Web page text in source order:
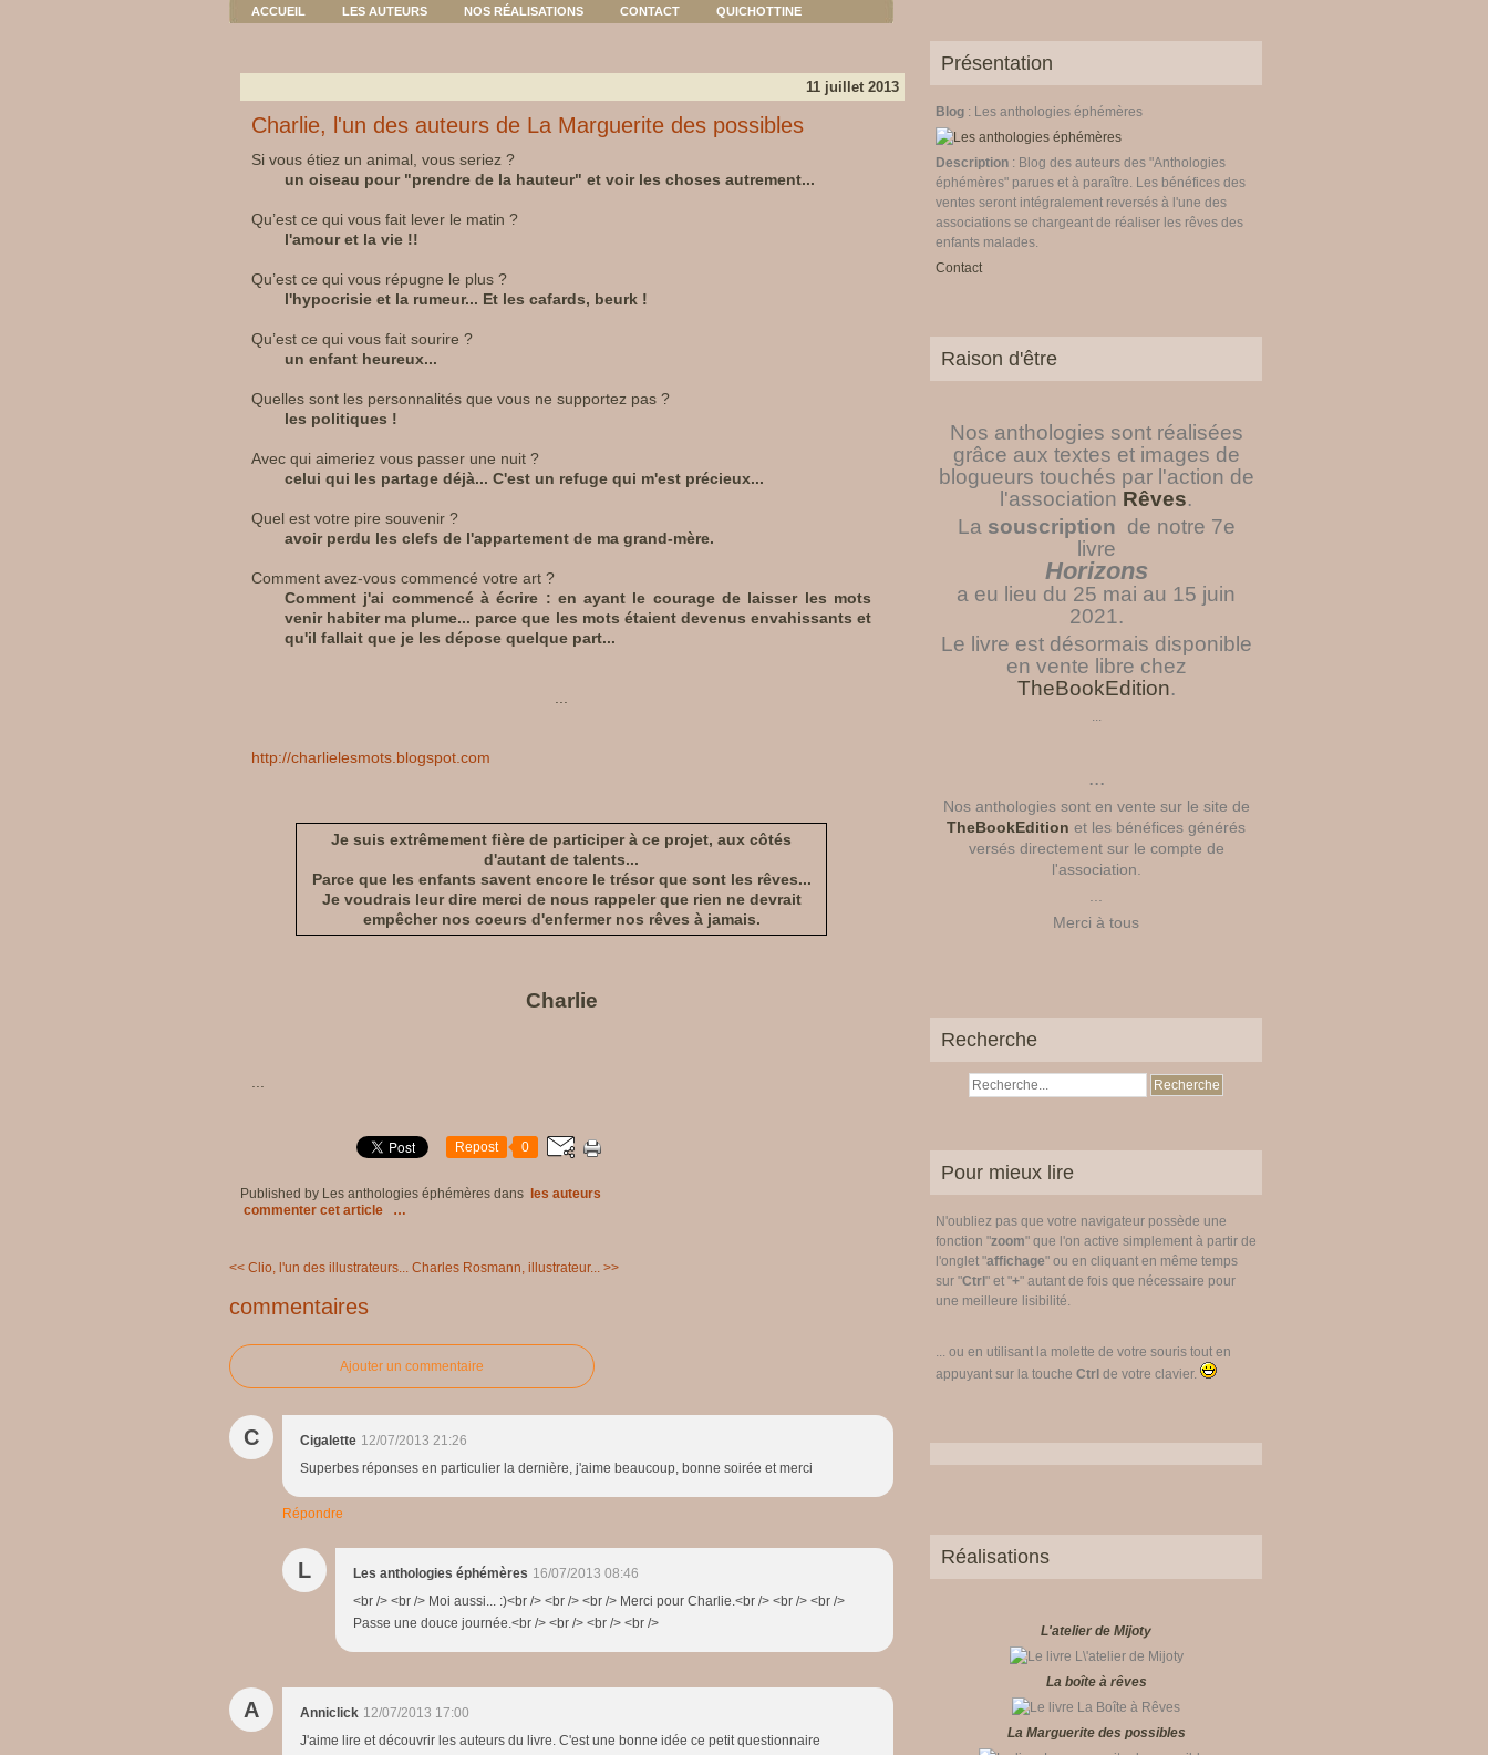
ACCUEIL LES AUTEURS NOS RÉALISATIONS CONTACT QUICHOTTINE
11 juillet 2013
Charlie, l'un des auteurs de La Marguerite des possibles
Si vous étiez un animal, vous seriez ?
un oiseau pour "prendre de la hauteur" et voir les choses autrement...
Qu’est ce qui vous fait lever le matin ?
l'amour et la vie !!
Qu’est ce qui vous répugne le plus ?
l'hypocrisie et la rumeur... Et les cafards, beurk !
Qu’est ce qui vous fait sourire ?
un enfant heureux...
Quelles sont les personnalités que vous ne supportez pas ?
les politiques !
Avec qui aimeriez vous passer une nuit ?
celui qui les partage déjà... C'est un refuge qui m'est précieux...
Quel est votre pire souvenir ?
avoir perdu les clefs de l'appartement de ma grand-mère.
Comment avez-vous commencé votre art ?
Comment j'ai commencé à écrire : en ayant le courage de laisser les mots
venir habiter ma plume... parce que les mots étaient devenus envahissants et
qu'il fallait que je les dépose quelque part...
http://charlielesmots.blogspot.com
Je suis extrêmement fière de participer à ce projet, aux côtés
d'autant de talents...
Parce que les enfants savent encore le trésor que sont les rêves...
Je voudrais leur dire merci de nous rappeler que rien ne devrait
empêcher nos coeurs d'enfermer nos rêves à jamais.
Charlie
Repost 0
Published by Les anthologies éphémères dans
les auteurs
commenter cet article
…
<< Clio, l'un des illustrateurs... Charles Rosmann, illustrateur... >>
commentaires
Ajouter un commentaire
C Cigalette 12/07/2013 21:26
Superbes réponses en particulier la dernière, j'aime beaucoup, bonne soirée et merci
Répondre
L Les anthologies éphémères 16/07/2013 08:46
<br /> <br /> Moi aussi... :)<br /> <br /> <br /> Merci pour Charlie.<br /> <br /> <br />
Passe une douce journée.<br /> <br /> <br /> <br />
A Anniclick 12/07/2013 17:00
J'aime lire et découvrir les auteurs du livre. C'est une bonne idée ce petit questionnaire
Présentation
Blog : Les anthologies éphémères
Description : Blog des auteurs des "Anthologies
éphémères" parues et à paraître. Les bénéfices des
ventes seront intégralement reversés à l'une des
associations se chargeant de réaliser les rêves des
enfants malades.
Contact
Raison d'être
Nos anthologies sont réalisées
grâce aux textes et images de
blogueurs touchés par l'action de
l'association Rêves.
La souscription de notre 7e
livre
Horizons
a eu lieu du 25 mai au 15 juin
2021.
Le livre est désormais disponible
en vente libre chez
TheBookEdition.
...
...
Nos anthologies sont en vente sur le site de
TheBookEdition et les bénéfices générés
versés directement sur le compte de
l'association.
Merci à tous
Recherche
Pour mieux lire
N'oubliez pas que votre navigateur possède une
fonction "zoom" que l'on active simplement à partir de
l'onglet "affichage" ou en cliquant en même temps
sur "Ctrl " et "+" autant de fois que nécessaire pour
une meilleure lisibilité.
... ou en utilisant la molette de votre souris tout en
appuyant sur la touche Ctrl de votre clavier.
Réalisations
L'atelier de Mijoty
La boîte à rêves
La Marguerite des possibles